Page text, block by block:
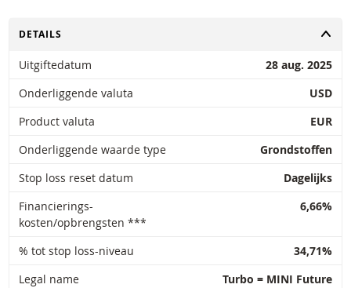
TOGGLE
DETAILS
Uitgiftedatum
28 aug. 2025
Onderliggende valuta
USD
Product valuta
EUR
Onderliggende waarde type
Grondstoffen
Stop loss reset datum
Dagelijks
Financierings-
kosten/opbrengsten ***
6,66%
% tot stop loss-niveau
34,71%
Legal name
Turbo = MINI Future